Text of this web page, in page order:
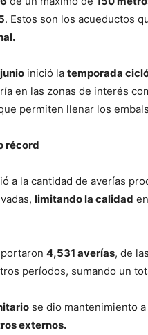
. Estos son los acueductos
inició la temporada
en las zonas de interés
permiten llenar los
récord
a la cantidad de averías
limitando la calidad
4,531 averías, de
períodos, sumando un
se dio mantenimiento
externos.